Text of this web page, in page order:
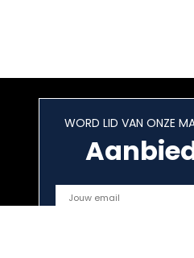
WORD LID VAN ONZE